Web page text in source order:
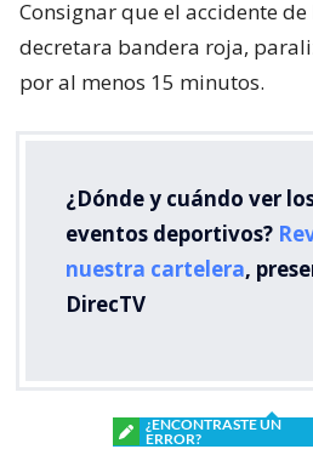
Consignar que el accidente
decretara bandera roja,
por al menos 15 minutos.
¿Dónde y cuándo ver
eventos deportivos?
nuestra cartelera,
DirecTV
¿ENCONTRASTE UN
ERROR?